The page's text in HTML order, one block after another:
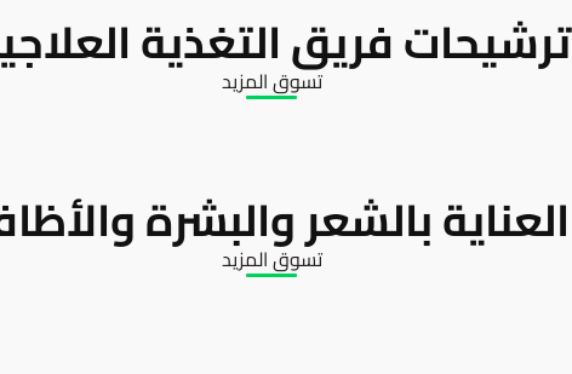
ترشيحات فريق التغذية
تسوق المزيد
العناية بالشعر والبشرة
تسوق المزيد